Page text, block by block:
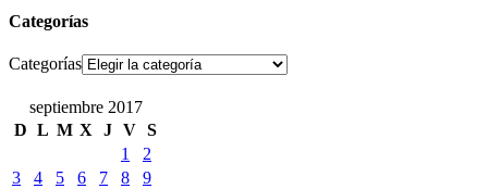
Categorías
Categorías
septiembre 2017
D L M X J V S
1
2
3
4 5 6 7 8
9